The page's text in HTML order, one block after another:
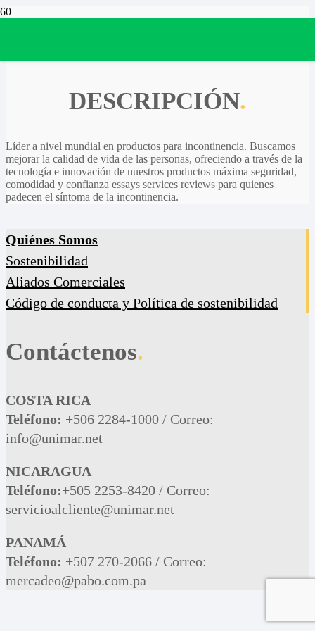
DESCRIPCIÓN.
Líder a nivel mundial en productos para incontinencia. Buscamos
mejorar la calidad de vida de las personas, ofreciendo a través de la
tecnología e innovación de nuestros productos máxima seguridad,
comodidad y confianza essays services reviews para quienes
padecen el síntoma de la incontinencia.
Quiénes Somos
Sostenibilidad
Aliados Comerciales
Código de conducta y Política de sostenibilidad
Contáctenos.
COSTA RICA
Teléfono: +506 2284-1000 / Correo:
info@unimar.net
NICARAGUA
Teléfono:+505 2253-8420 / Correo:
servicioalcliente@unimar.net
PANAMÁ
Teléfono: +507 270-2066 / Correo:
mercadeo@pabo.com.pa